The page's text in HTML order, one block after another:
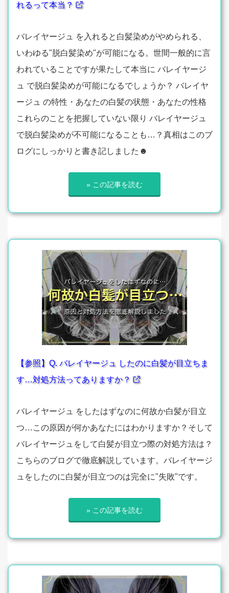
れるって本当？
バレイヤージュ を入れると白髪染めがやめられる、
いわゆる"脱白髪染め"が可能になる。世間一般的に言
われていることですが果たして本当に バレイヤージ
ュ で脱白髪染めが可能になるでしょうか？ バレイヤ
ージュ の特性・あなたの白髪の状態・あなたの性格
これらのことを把握していない限り バレイヤージュ
で脱白髪染めが不可能になることも…？真相はこのブ
ログにしっかりと書き記しました☻
» この記事を読む
【参照】Q. バレイヤージュ したのに白髪が目立ちま
す…対処方法ってありますか？
バレイヤージュ をしたはずなのに何故か白髪が目立
つ…この原因が何かあなたにはわかりますか？そして
バレイヤージュをして白髪が目立つ際の対処方法は？
こちらのブログで徹底解説しています。バレイヤージ
ュをしたのに白髪が目立つのは完全に"失敗"です。
» この記事を読む